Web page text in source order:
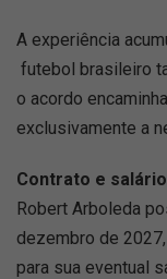
A experiência
futebol brasileiro
o acordo
exclusivamente a
Contrato e
Robert Arboleda
dezembro de
para sua eventual